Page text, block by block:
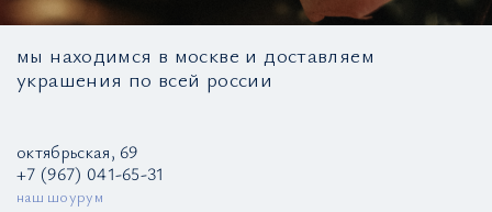
мы находимся в москве и доставляем
украшения по всей россии
октябрьская, 69
+7 (967) 041-65-31
наш шоурум